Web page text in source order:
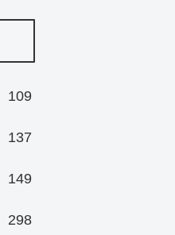
109
137
149
298